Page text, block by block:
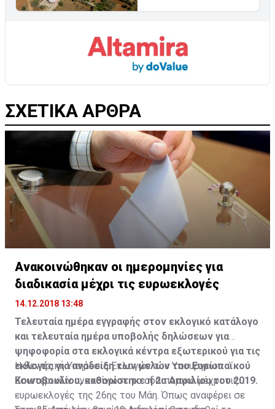
ΣΧΕΤΙΚΑ ΑΡΘΡΑ
Ανακοινώθηκαν οι ημερομηνίες για
διαδικασία μέχρι τις ευρωεκλογές
14.12.2018 13:48
Τελευταία ημέρα εγγραφής στον εκλογικό κατάλογο
και τελευταία ημέρα υποβολής δηλώσεων για
ψηφοφορία στα εκλογικά κέντρα εξωτερικού για τις
εκλογές για ανάδειξη των μελών του Ευρωπαϊκού
Κοινοβουλίου, καθορίστηκε η 2α Απριλίου του 2019.
Η Κεντρική Υπηρεσία Εκλογών του Υπουργείου
Εσωτερικών ανακοίνωσε το οδοιπορικό μέχρι τις
ευρωεκλογές της 26ης του Μάη. Όπως αναφέρει σε